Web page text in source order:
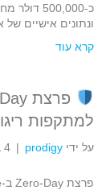
ונתונים אישיים
קרא עוד
למתקפות
על ידי prodigy
| 4 באפריל 2025
פרצת Zero-Day ב-Chrome מנוצלת למתקפות ריגול – עדכון חובה